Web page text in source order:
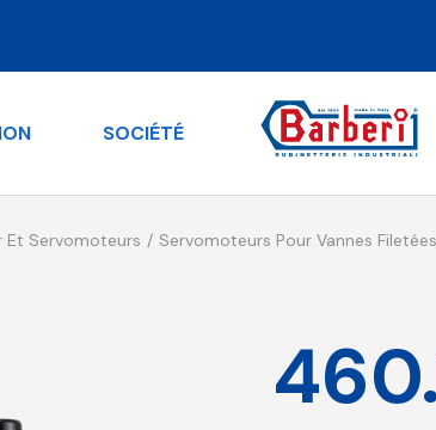
SOCIÉTÉ
Et Servomoteurs Servomoteurs Pour Vannes Filetées